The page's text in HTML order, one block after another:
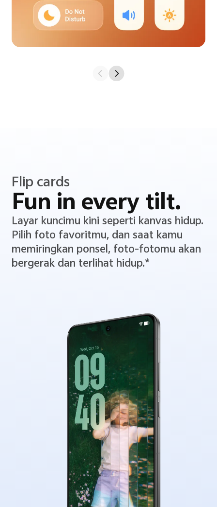
Flip cards
Fun in every tilt.
Layar kuncimu kini seperti kanvas hidup.
Pilih foto favoritmu, dan saat kamu
memiringkan ponsel, foto-fotomu akan
bergerak dan terlihat hidup.*